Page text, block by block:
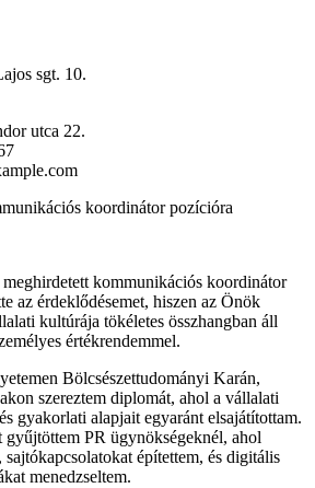
sgt. 10.
utca 22.
koordinátor pozícióra
kommunikációs koordinátor
az érdeklődésemet, hiszen az Önök
kultúrája tökéletes összhangban áll
értékrendemmel.
Bölcsészettudományi Karán,
szereztem diplomát, ahol a vállalati
gyakorlati alapjait egyaránt elsajátítottam.
gyűjtöttem PR ügynökségeknél, ahol
építettem, és digitális
menedzseltem.